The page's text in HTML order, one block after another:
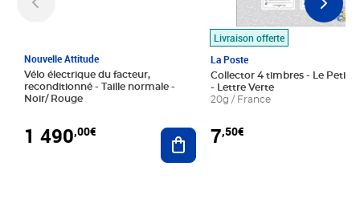
Nouvelle Attitude
Vélo électrique du facteur,
reconditionné - Taille normale -
Noir/ Rouge
1 490,00€ Ajouter au panier
Livraison offerte
La Poste
Collector 4 timbres - Le Petit
- Lettre Verte
20g / France
7,50€